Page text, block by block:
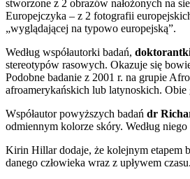
stworzone z 2 obrazów nałożonych na
Europejczyka – z 2 fotografii
„wyglądającej na typowo europejską”.
Według współautorki badań,
stereotypów rasowych. Okazuje się
Podobne badanie z 2001 r. na grupie
afroamerykańskich lub latynoskich. Obie
Współautor powyższych badań dr
odmiennym kolorze skóry. Według
Kirin Hillar dodaje, że kolejnym etapem
danego człowieka wraz z upływem czasu.